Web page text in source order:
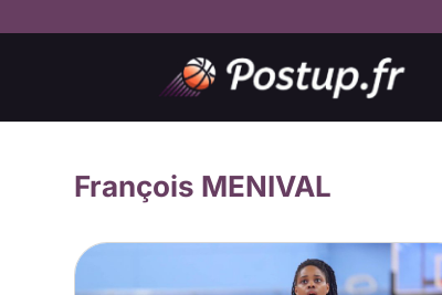
François MENIVAL